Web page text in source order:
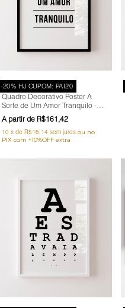
-20% HJ CUPOM: PAI20
Quadro Decorativo Poster A
Sorte de Um Amor Tranquilo -
Frase, Música, Cazuza
R$161,42
10 x de R$16,14 sem juros